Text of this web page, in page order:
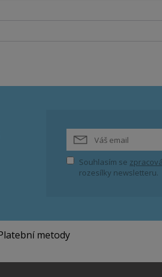
Souhlasím se
rozesílky newsletteru.